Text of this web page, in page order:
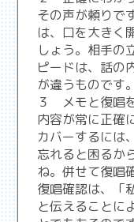
その声が頼りで
は、口を大きく
しょう。相手の
ピードは、話の
が違うものです。
３ メモと復唱
内容が常に正確
カバーするには
忘れると困るか
ね。併せて復唱
復唱確認は、「
と伝えることに